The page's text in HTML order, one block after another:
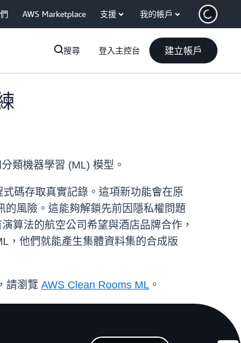
AWS Marketplace 支援 我的帳戶
搜尋 登入主控台 建立帳戶
類機器學習 (ML) 模型。
碼存取真實記錄。這項新功能會在原
風險。這能夠解鎖先前因隱私權問題
算法的航空公司希望與酒店品牌合作，
，他們就能產生集體資料集的合成版
請瀏覽 AWS Clean Rooms ML 。